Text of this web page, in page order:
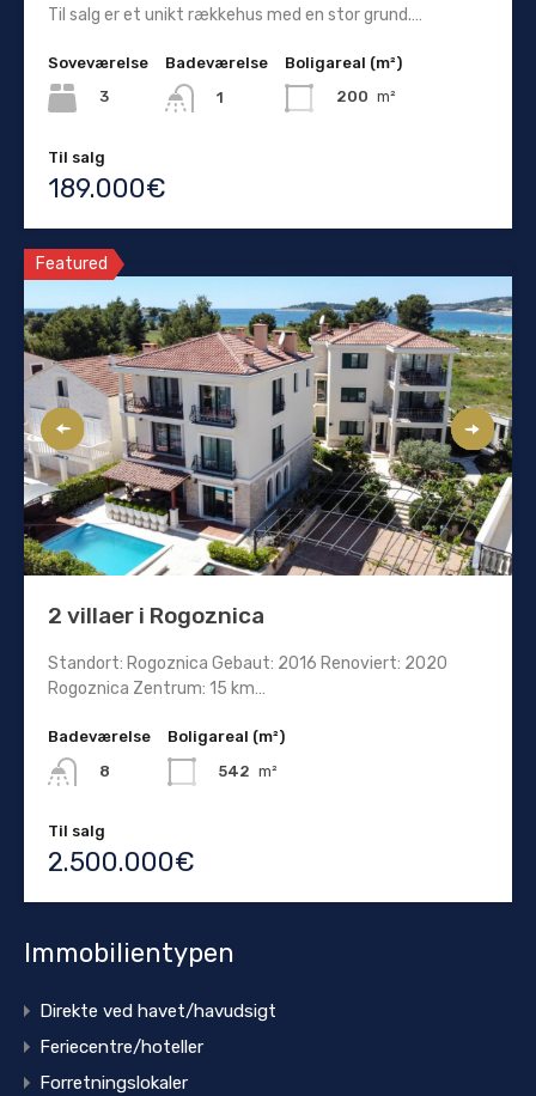
Til salg er et unikt rækkehus med en stor grund.…
Soveværelse
3
Badeværelse
1
Boligareal (m²)
200 m²
Til salg
189.000€
Featured
2 villaer i Rogoznica
Standort: Rogoznica Gebaut: 2016 Renoviert: 2020
Rogoznica Zentrum: 15 km…
Badeværelse
8
Boligareal (m²)
542 m²
Til salg
2.500.000€
Immobilientypen
Direkte ved havet/havudsigt
Feriecentre/hoteller
Forretningslokaler